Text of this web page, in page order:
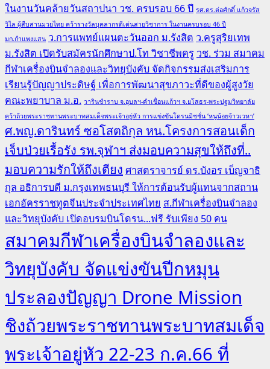
ในงานวันคล้ายวันสถาปนา วช. ครบรอบ 66 ปี รศ.ดร.ต่อศักดิ์ แก้วจรัส
วิไล ผู้สืบสานมวยไทย คว้ารางวัลบุคลากรดีเด่นสายวิชาการ ในงานครบรอบ 46 ปี
มก.กำแพงแสน ว.การแพทย์แผนตะวันออก ม.รังสิต ว.ครูสุริยเทพ
ม.รังสิต เปิดรับสมัครนักศึกษาป.โท วิชาชีพครู วช. ร่วม สมาคม
กีฬาเครื่องบินจำลองและวิทยุบังคับ จัดกิจกรรมส่งเสริมการ
เรียนรู้ปัญญาประดิษฐ์ เพื่อการพัฒนาสุขภาวะที่ดีของผู้สูงวัย
คณะพยาบาล ม.อ. วารินชำราบ จ.อุบลฯ-คำเขื่อนแก้วฯ จ.ยโสธร-พระปฐมวิทยาลัย
คว้าถ้วยพระราชทานพระบาทสมเด็จพระเจ้าอยู่หัว การแข่งขันโดรนมิชชั่น ‘หนูน้อยจ้าวเวหา’
ศ.พญ.ดารินทร์ ซอโสตถิกุล หน.โครงการสอนเด็ก
เจ็บป่วยเรื้อรัง รพ.จุฬาฯ ส่งมอบความสุขให้ถึงที่..
มอบความรักให้ถึงเตียง ศาสตราจารย์ ดร.บังอร เบ็ญจาธิ
กุล อธิการบดี ม.กรุงเทพธนบุรี ให้การต้อนรับผู้แทนจากสถาน
เอกอัครราชทูตจีนประจำประเทศไทย ส.กีฬาเครื่องบินจำลอง
และวิทยุบังคับ เปิดอบรมบินโดรน...ฟรี รับเพียง 50 คน
สมาคมกีฬาเครื่องบินจำลองและ
วิทยุบังคับ จัดแข่งขันปีกหมุน
ประลองปัญญา Drone Mission
ชิงถ้วยพระราชทานพระบาทสมเด็จ
พระเจ้าอยู่หัว 22-23 ก.ค.66 ที่